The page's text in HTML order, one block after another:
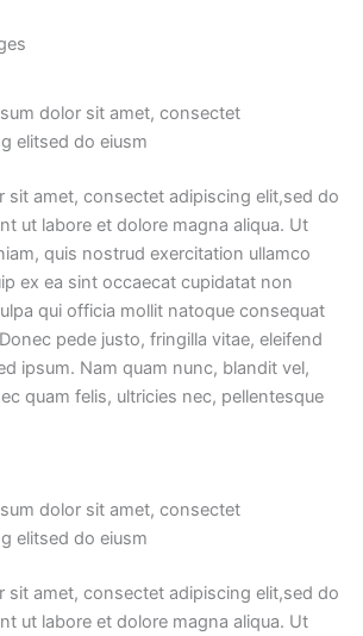
dolor sit amet, consectet
elitsed do eiusm
sit amet, consectet adipiscing elit,sed do
ut labore et dolore magna aliqua. Ut
quis nostrud exercitation ullamco
ex ea sint occaecat cupidatat non
qui officia mollit natoque consequat
pede justo, fringilla vitae, eleifend
ipsum. Nam quam nunc, blandit vel,
quam felis, ultricies nec, pellentesque
dolor sit amet, consectet
elitsed do eiusm
sit amet, consectet adipiscing elit,sed do
ut labore et dolore magna aliqua. Ut